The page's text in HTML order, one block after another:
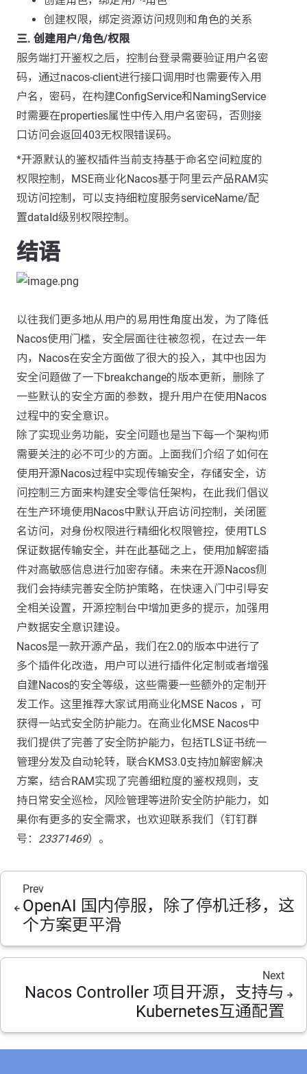
创建权限，绑定资源访问规则和角色的关系
三. 创建用户/角色/权限
服务端打开鉴权之后，控制台登录需要验证用户名密
码，通过nacos-client进行接口调用时也需要传入用
户名，密码，在构建ConfigService和NamingService
时需要在properties属性中传入用户名密码，否则接
口访问会返回403无权限错误码。
*开源默认的鉴权插件当前支持基于命名空间粒度的
权限控制，MSE商业化Nacos基于阿里云产品RAM实
现访问控制，可以支持细粒度服务serviceName/配
置dataId级别权限控制。
结语
以往我们更多地从用户的易用性角度出发，为了降低
Nacos使用门槛，安全层面往往被忽视，在过去一年
内，Nacos在安全方面做了很大的投入，其中也因为
安全问题做了一下breakchange的版本更新，删除了
一些默认的安全方面的参数，提升用户在使用Nacos
过程中的安全意识。
除了实现业务功能，安全问题也是当下每一个架构师
需要关注的必不可少的方面。上面我们介绍了如何在
使用开源Nacos过程中实现传输安全，存储安全，访
问控制三方面来构建安全零信任架构，在此我们倡议
在生产环境使用Nacos中默认开启访问控制，关闭匿
名访问，对身份权限进行精细化权限管控，使用TLS
保证数据传输安全，并在此基础之上，使用加解密插
件对高敏感信息进行加密存储。未来在开源Nacos侧
我们会持续完善安全防护策略，在快速入门中引导安
全相关设置，开源控制台中增加更多的提示，加强用
户数据安全意识建设。
Nacos是一款开源产品，我们在2.0的版本中进行了
多个插件化改造，用户可以进行插件化定制或者增强
自建Nacos的安全等级，这些需要一些额外的定制开
发工作。这里推荐大家试用商业化MSE Nacos ，可
获得一站式安全防护能力。在商业化MSE Nacos中
我们提供了完善了安全防护能力，包括TLS证书统一
管理分发及自动轮转，联合KMS3.0支持加解密解决
方案，结合RAM实现了完善细粒度的鉴权规则，支
持日常安全巡检，风险管理等进阶安全防护能力，如
果你有更多的安全需求，也欢迎联系我们（钉钉群
号： 23371469）。
Prev
OpenAI 国内停服，除了停机迁移，这
个方案更平滑
Next
Nacos Controller 项目开源，支持与
Kubernetes互通配置